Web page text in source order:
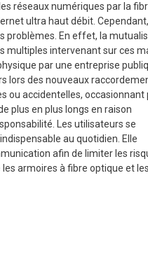
réseaux numériques par la
ultra haut débit.
problèmes. En effet, la
multiples intervenant sur ces
par une entreprise
lors des nouveaux
ou accidentelles, occasionnant
plus en plus longs en raison
Les utilisateurs se
au quotidien. Elle
afin de limiter les
armoires à fibre optique et les